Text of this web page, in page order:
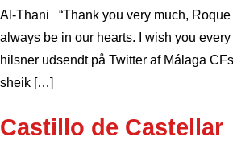
Al-Thani “Thank you very much, Roque
always be in our hearts. I wish you
hilsner udsendt på Twitter af Málaga
sheik […]
Castillo de Castellar